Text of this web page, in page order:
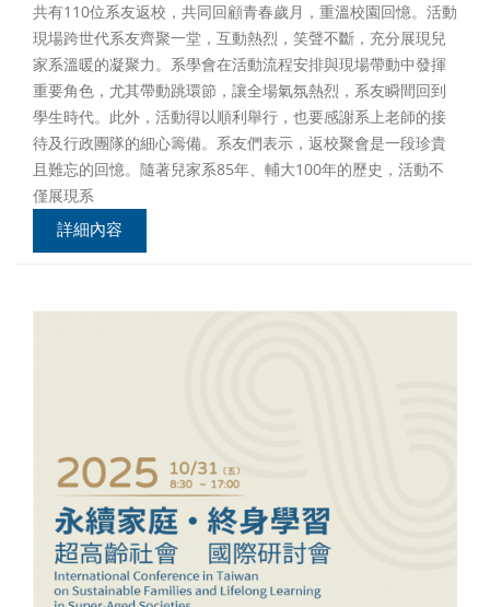
共有110位系友返校，共同回顧青春歲月，重溫校園回憶。活動
現場跨世代系友齊聚一堂，互動熱烈，笑聲不斷，充分展現兒
家系溫暖的凝聚力。系學會在活動流程安排與現場帶動中發揮
重要角色，尤其帶動跳環節，讓全場氣氛熱烈，系友瞬間回到
學生時代。此外，活動得以順利舉行，也要感謝系上老師的接
待及行政團隊的細心籌備。系友們表示，返校聚會是一段珍貴
且難忘的回憶。隨著兒家系85年、輔大100年的歷史，活動不
僅展現系
詳細內容